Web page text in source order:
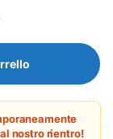
RAM 512GB
nostro rientro!